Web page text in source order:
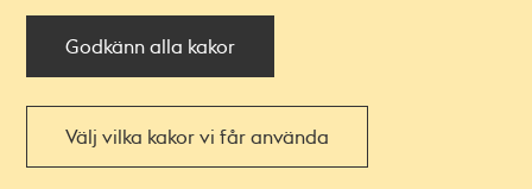
Godkänn alla kakor
Välj vilka kakor vi får använda